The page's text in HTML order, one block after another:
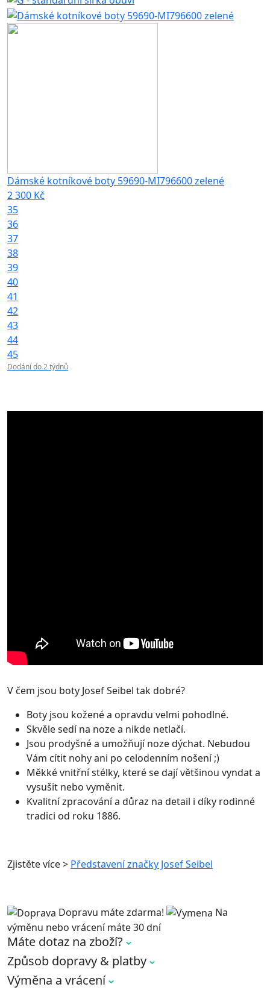
Dámské kotníkové boty 59690-MI796600 zelené
2 300 Kč
35
36
37
38
39
40
41
42
43
44
45
Dodání do 2 týdnů
V čem jsou boty Josef Seibel tak dobré?
Boty jsou kožené a opravdu velmi pohodlné.
Skvěle sedí na noze a nikde netlačí.
Jsou prodyšné a umožňují noze dýchat. Nebudou
Vám cítit nohy ani po celodenním nošení ;)
Měkké vnitřní stélky, které se dají většinou vyndat a
vysušit nebo vyměnit.
Kvalitní zpracování a důraz na detail i díky rodinné
tradici od roku 1886.
Zjistěte více > Představení značky Josef Seibel
Dopravu máte zdarma!
Na
výměnu nebo vrácení máte 30 dní
Máte dotaz na zboží?
Způsob dopravy & platby
Výměna a vrácení